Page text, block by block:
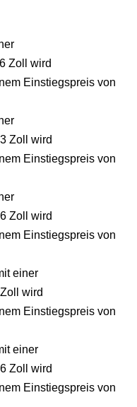
Zoll wird
Einstiegspreis von
Zoll wird
Einstiegspreis von
Zoll wird
Einstiegspreis von
einer
wird
Einstiegspreis von
einer
Zoll wird
Einstiegspreis von